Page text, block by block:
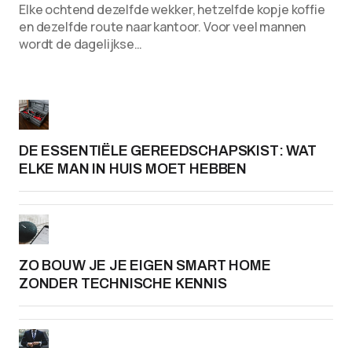
Elke ochtend dezelfde wekker, hetzelfde kopje koffie
en dezelfde route naar kantoor. Voor veel mannen
wordt de dagelijkse…
DE ESSENTIËLE GEREEDSCHAPSKIST: WAT
ELKE MAN IN HUIS MOET HEBBEN
ZO BOUW JE JE EIGEN SMART HOME
ZONDER TECHNISCHE KENNIS